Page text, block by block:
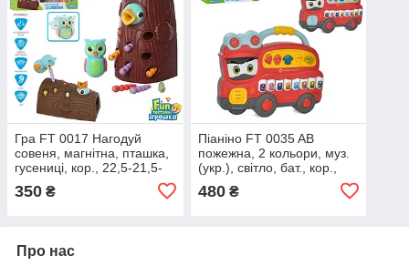
Гра FT 0017 Нагодуй
совеня, магнітна, пташка,
гусениці, кор., 22,5-21,5-
350 ₴
Піаніно FT 0035 AB
пожежна, 2 кольори, муз.
(укр.), світло, бат., кор.,
480₴
Про нас